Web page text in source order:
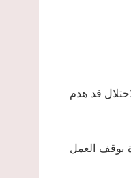
قد هدم
الاحتلال بإخطار ( 17) منزلا ومنشأة بوقف العمل